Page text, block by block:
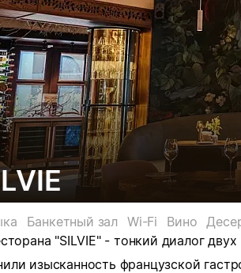
Банкетный зал Wi-Fi Вино
"SILVIE" - тонкий диалог двух
изысканность французской